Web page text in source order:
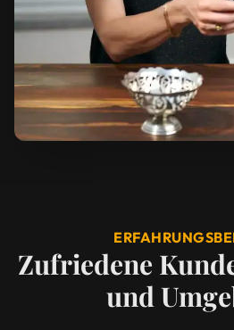
Zufriedene
und